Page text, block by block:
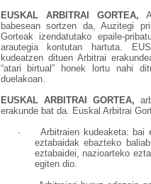
EUSKAL ARBITRAI GORTEA,
babesean sortzen da, Auzitegi
Gorteak izendatutako epaile-
arautegia kontutan hartuta.
kudeatzen dituen Arbitrai
“atari birtual” honek lortu nahi
duelakoan.
EUSKAL ARBITRAI GORTEA,
erakunde bat da. Euskal Arbitrai
·
Arbitraien kudeaketa: bai
eztabaidak ebazteko
eztabaidei, nazioarteko
egiten dio.